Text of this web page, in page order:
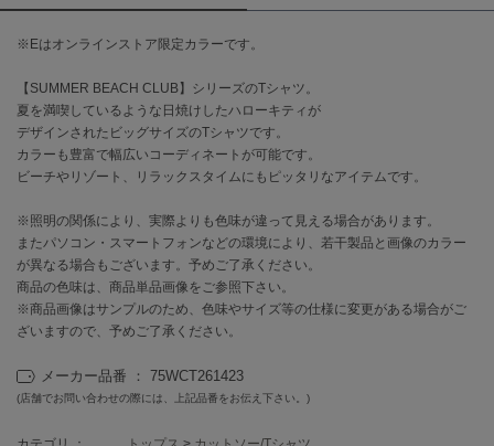
セロン
CODE A
コードエー
COLE HAAN
CONVERSE
コンバース
※Eはオンラインストア限定カラーです。
【SUMMER BEACH CLUB】シリーズのTシャツ。
夏を満喫しているような日焼けしたハローキティが
デザインされたビッグサイズのTシャツです。
カラーも豊富で幅広いコーディネートが可能です。
ビーチやリゾート、リラックスタイムにもピッタリなアイテムです。
※照明の関係により、実際よりも色味が違って見える場合があります。
またパソコン・スマートフォンなどの環境により、若干製品と画像のカラー
が異なる場合もございます。予めご了承ください。
商品の色味は、商品単品画像をご参照下さい。
※商品画像はサンプルのため、色味やサイズ等の仕様に変更がある場合がご
ざいますので、予めご了承ください。
メーカー品番 ： 75WCT261423
(店舗でお問い合わせの際には、上記品番をお伝え下さい。)